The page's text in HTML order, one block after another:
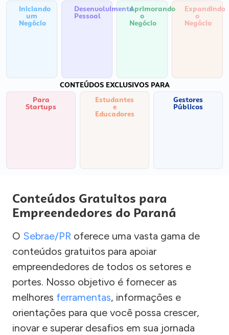
Iniciando
um
Negócio
Desenvolvimento
Pessoal
Aprimorando
o
Negócio
Expandindo
o
Negócio
CONTEÚDOS EXCLUSIVOS PARA
Para
Startups
Estudantes
e
Educadores
Gestores
Públicos
Conteúdos Gratuitos para
Empreendedores do Paraná
O Sebrae/PR oferece uma vasta gama de
conteúdos gratuitos para apoiar
empreendedores de todos os setores e
portes. Nosso objetivo é fornecer as
melhores ferramentas, informações e
orientações para que você possa crescer,
inovar e superar desafios em sua jornada